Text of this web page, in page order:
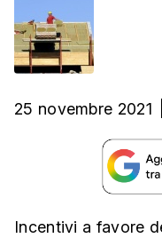
25 novembre 2021
Incentivi a favore